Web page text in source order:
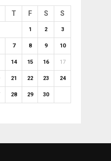
T F S S
1 2 3
7 8 9 10
14 15 16 17
21 22 23 24
28 29 30